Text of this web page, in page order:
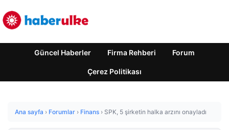
Güncel Haberler Firma Rehberi Forum
Çerez Politikası
Ana sayfa › Forumlar › Finans › SPK, 5 şirketin halka arzını onayladı